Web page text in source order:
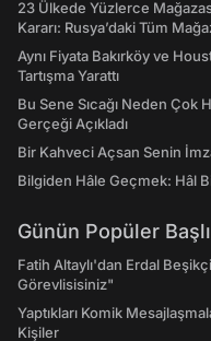
23 Ülkede Yüzlerce
Kararı: Rusya’daki Tüm
Aynı Fiyata Bakırköy ve
Tartışma Yarattı
Bu Sene Sıcağı Neden Çok
Gerçeği Açıkladı
Bir Kahveci Açsan Senin
Bilgiden Hâle Geçmek: Hâl
Günün Popüler
Fatih Altaylı'dan Erdal
Görevlisisiniz"
Yaptıkları Komik
Kişiler